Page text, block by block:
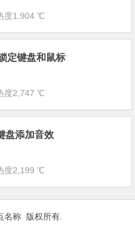
度1,904 ℃
定键盘和鼠标
度2,747 ℃
盘添加音效
度2,199 ℃
称 版权所有.